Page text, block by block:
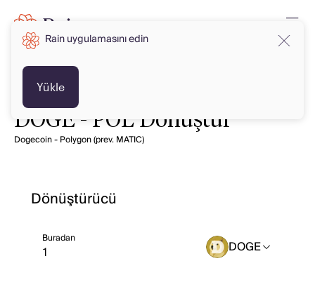
DOGE - POL Dönüştür
Dogecoin - Polygon (prev. MATIC)
Dönüştürücü
Buradan DOGE
Rain uygulamasını edin
Yükle